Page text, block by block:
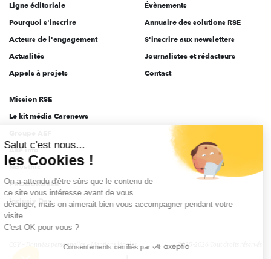
Ligne éditoriale
Pourquoi s'inscrire
Acteurs de l'engagement
Actualités
Appels à projets
Évènements
Annuaire des solutions RSE
S'inscrire aux newsletters
Journalistes et rédacteurs
Contact
Mission RSE
Le kit média Carenews
AEF info
Novethic
PRODURABLE
Inclusiv Day
Données personnelles Mentions légales 2025-2026 Tout droits réservés
Salut c'est nous...
les Cookies !
On a attendu d'être sûrs que le contenu de
ce site vous intéresse avant de vous
déranger, mais on aimerait bien vous accompagner pendant votre
visite...
C'est OK pour vous ?
Consentements certifiés par